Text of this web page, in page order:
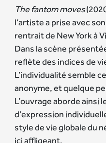
The fantom moves
l’artiste a prise avec
rentrait de New York à
Dans la scène
reflète des indices de
L’individualité semble
anonyme, et quelque
L’ouvrage aborde ainsi
d’expression
style de vie globale du
ici affligeant.